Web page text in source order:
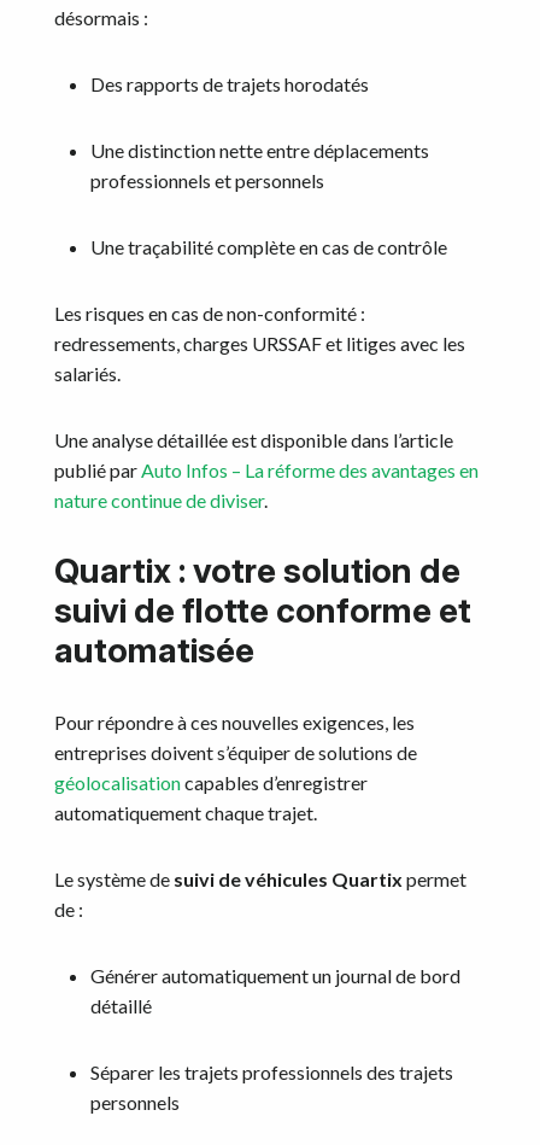
désormais :
Des rapports de trajets horodatés
Une distinction nette entre déplacements
professionnels et personnels
Une traçabilité complète en cas de contrôle
Les risques en cas de non-conformité :
redressements, charges URSSAF et litiges avec les
salariés.
Une analyse détaillée est disponible dans l’article
publié par Auto Infos – La réforme des avantages en
nature continue de diviser.
Quartix : votre solution de
suivi de flotte conforme et
automatisée
Pour répondre à ces nouvelles exigences, les
entreprises doivent s’équiper de solutions de
géolocalisationcapables d’enregistrer
automatiquement chaque trajet.
Le système de suivi de véhicules Quartix permet
de :
Générer automatiquement un journal de bord
détaillé
Séparer les trajets professionnels des trajets
personnels